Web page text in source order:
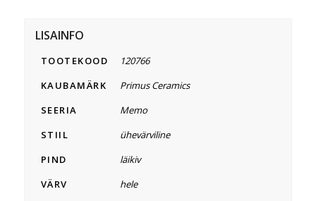
LISAINFO
TOOTEKOOD
120766
KAUBAMÄRK
Primus Ceramics
SEERIA
Memo
STIIL
ühevärviline
PIND
läikiv
VÄRV
hele